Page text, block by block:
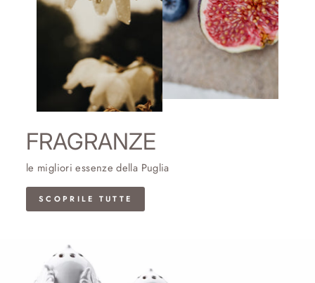
FRAGRANZE
le migliori essenze della Puglia
SCOPRILE TUTTE